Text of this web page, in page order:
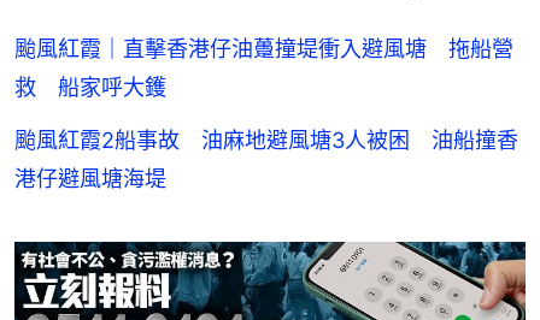
颱風紅霞｜直擊香港仔油躉撞堤衝入避風塘 拖船營
救 船家呼大鑊
颱風紅霞2船事故 油麻地避風塘3人被困 油船撞香
港仔避風塘海堤